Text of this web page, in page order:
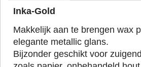
Inka-Gold
Makkelijk aan te brengen wax
elegante metallic glans.
Bijzonder geschikt voor